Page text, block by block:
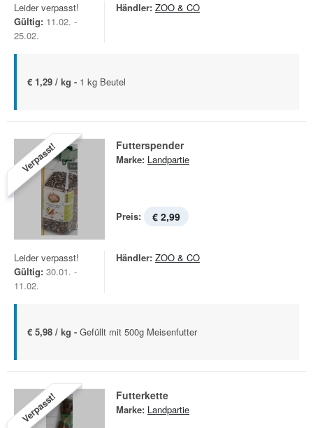
Leider verpasst!
Gültig: 11.02. -
25.02.
Händler: ZOO & CO
€ 1,29 / kg - 1 kg Beutel
Verpasst! Futterspender
Marke: Landpartie
Preis: € 2,99
Leider verpasst!
Gültig: 30.01. -
11.02.
Händler: ZOO & CO
€ 5,98 / kg - Gefüllt mit 500g Meisenfutter
Verpasst! Futterkette
Marke: Landpartie